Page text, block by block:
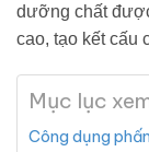
dưỡng chất
cao, tạo kết cấu
Mục lục
Công dụng